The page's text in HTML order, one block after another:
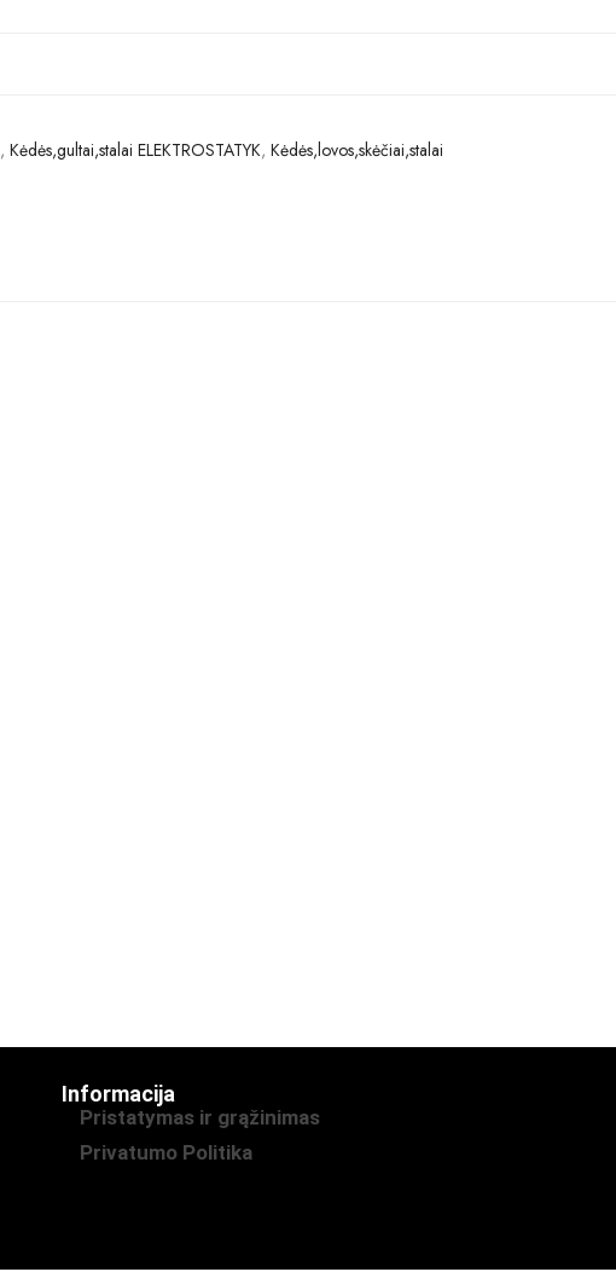
, Kėdės,gultai,stalai ELEKTROSTATYK, Kėdės,lovos,skėčiai,stalai
Informacija
Pristatymas ir grąžinimas
Privatumo Politika